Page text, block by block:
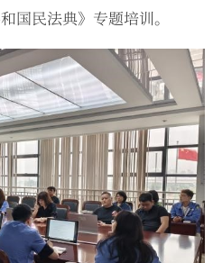
国民法典》专题培训。